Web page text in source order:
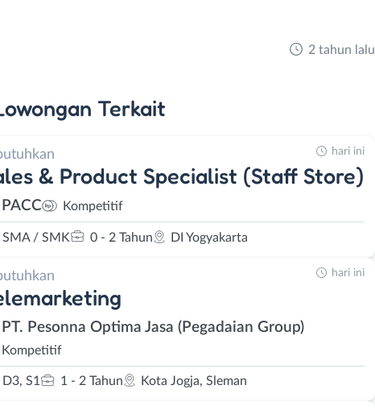
2 tahun lalu
Terkait
& Product Specialist (Staff Store)
PACC Kompetitif
SMA / SMK 0 - 2 Tahun DI Yogyakarta
hari ini
PT. Pesonna Optima Jasa (Pegadaian Group)
Kompetitif
D3, S1 1 - 2 Tahun Kota Jogja, Sleman
hari ini